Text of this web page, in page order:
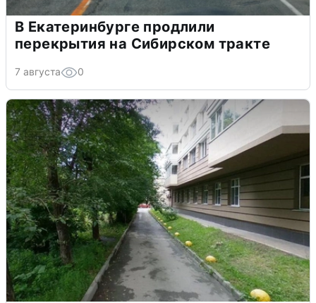
В Екатеринбурге продлили
перекрытия на Сибирском тракте
7 августа 0